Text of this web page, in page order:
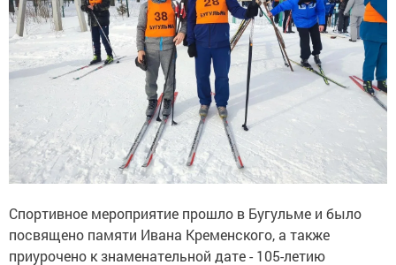
Спортивное мероприятие прошло в Бугульме и было
посвящено памяти Ивана Кременского, а также
приурочено к знаменательной дате - 105-летию